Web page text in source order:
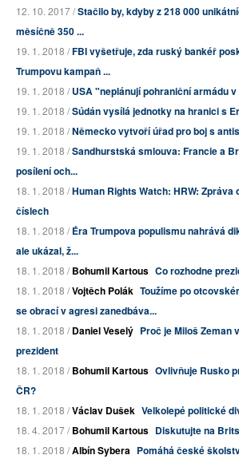
12. 10. 2017 /Stačilo by, kdyby z 218 000
měsíčně 350 ...
19. 1. 2018 /FBI vyšetřuje, zda ruský bankéř
Trumpovu kampaň ...
19. 1. 2018 /USA "neplánují pohraniční armádu
19. 1. 2018 /Súdán vysílá jednotky na hranici s
19. 1. 2018 /Německo vytvoří úřad pro boj s
19. 1. 2018 /Sandhurstská smlouva: Francie a
posílení och...
18. 1. 2018 /Human Rights Watch: HRW: Zpráva
číslech
18. 1. 2018 /Éra Trumpova populismu nahrává
ale ukázal, ž...
18. 1. 2018 /Bohumil Kartous Co rozhodne
18. 1. 2018 /Vojtěch Polák Toužíme po
se obrací v agresi zanedbáva...
18. 1. 2018 /Daniel Veselý Proč je Miloš Zeman
prezident
18. 1. 2018 /Bohumil Kartous Ovlivňuje Rusko
ČR?
18. 1. 2018 /Václav Dušek Velkolepé politické
18. 4. 2017 /Bohumil Kartous Diskutujte na
18. 1. 2018 /Albín Sybera Pomáhá české